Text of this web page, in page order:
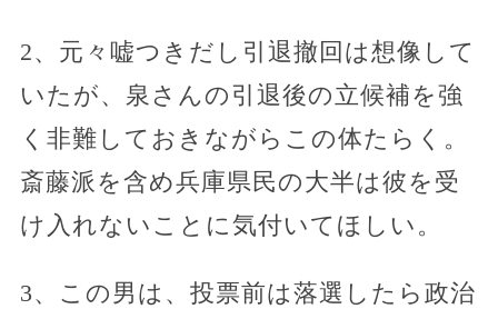
2、元々嘘つきだし引退撤回は想像して
いたが、泉さんの引退後の立候補を強
く非難しておきながらこの体たらく。
斎藤派を含め兵庫県民の大半は彼を受
け入れないことに気付いてほしい。
3、この男は、投票前は落選したら政治